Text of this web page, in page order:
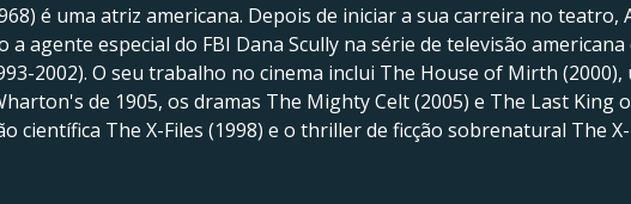
é uma atriz americana. Depois de iniciar a sua carreira no teatro,
agente especial do FBI Dana Scully na série de televisão americana
2002). O seu trabalho no cinema inclui The House of Mirth (2000),
de 1905, os dramas The Mighty Celt (2005) e The Last King
científica The X-Files (1998) e o thriller de ficção sobrenatural The